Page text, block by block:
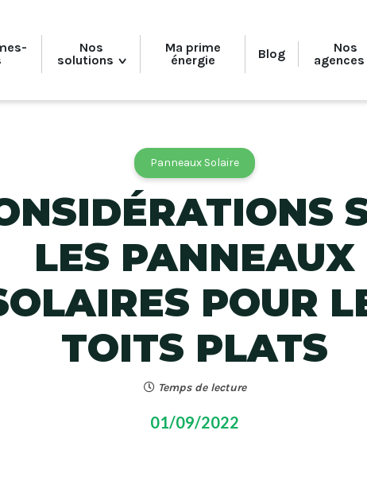
Nos
solutions
Isolation des combles perdues
Isolation des murs
Isolation du sol
Ma prime
énergie
Blog
Nos
agences
Panneaux Solaire
LES PANNEAUX
POUR
TOITS PLATS
Temps de lecture
01/09/2022